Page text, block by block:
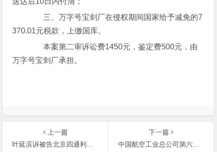
三、万字号宝剑厂在侵权期间国家给予减免的7
370.01元税款，上缴国库。
本案第二审诉讼费1450元，鉴定费500元，由
万字号宝剑厂承担。
上一篇
叶延滨诉被告北京四通利方信息技术有限公司侵犯著作权纠纷案
下一篇
中国航空工业总公司第六一五研究所诉启东市电子仪器厂计算机软件著作权侵权赔偿纠纷案